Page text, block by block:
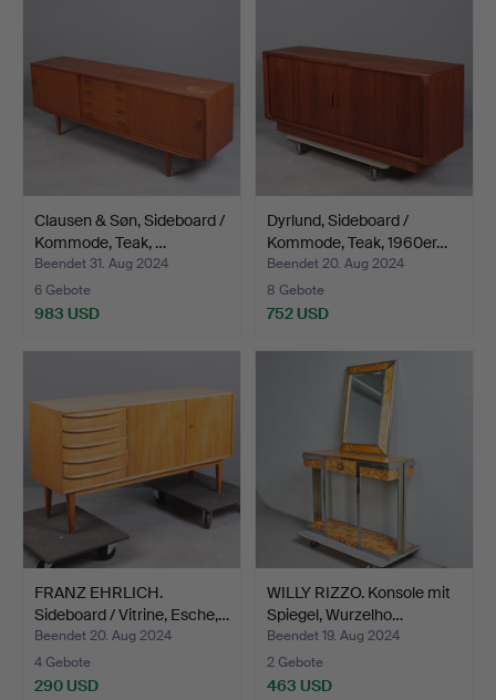
Clausen & Søn, Sideboard /
Kommode, Teak, …
Beendet 31. Aug 2024
6 Gebote
983 USD
Dyrlund, Sideboard /
Kommode, Teak, 1960er…
Beendet 20. Aug 2024
8 Gebote
752 USD
FRANZ EHRLICH.
Sideboard / Vitrine, Esche,…
Beendet 20. Aug 2024
4 Gebote
290 USD
WILLY RIZZO. Konsole mit
Spiegel, Wurzelho…
Beendet 19. Aug 2024
2 Gebote
463 USD